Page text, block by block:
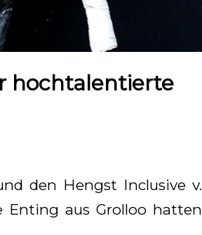
hochtalentierte
den Hengst Inclusive v.
Enting aus Grolloo hatten